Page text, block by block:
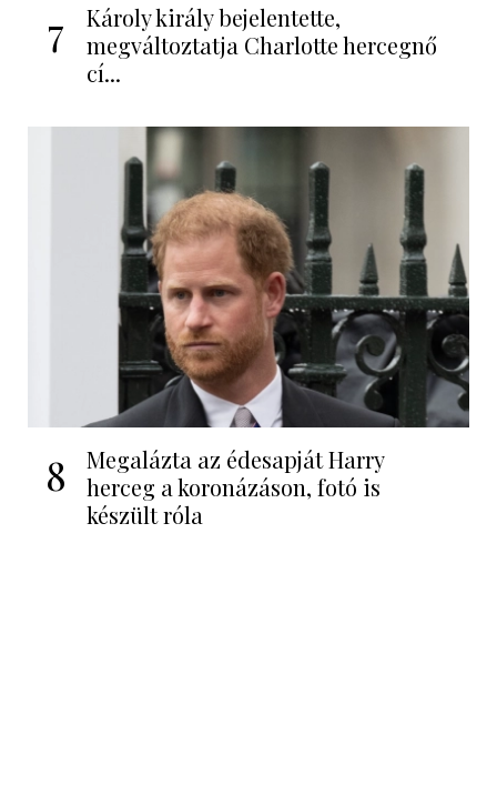
7
Károly király bejelentette,
megváltoztatja Charlotte hercegnő
cí...
8
Megalázta az édesapját Harry
herceg a koronázáson, fotó is
készült róla